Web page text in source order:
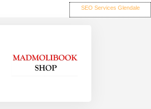
SEO Services Glendale